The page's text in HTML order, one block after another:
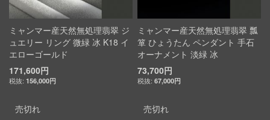
ミャンマー産天然無処理翡翠 ジ
ュエリー リング 微緑 冰 K18 イ
エローゴールド
171,600円
156,000円
売切れ
ミャンマー産天然無処理翡翠 瓢
箪 ひょうたん ペンダント 手石
オーナメント 淡緑 冰
73,700円
67,000円
売切れ